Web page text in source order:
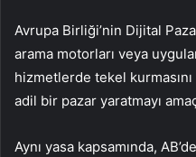
Avrupa Birliği’nin Dijital
arama motorları veya
hizmetlerde tekel
adil bir pazar yaratmayı
Aynı yasa kapsamında,